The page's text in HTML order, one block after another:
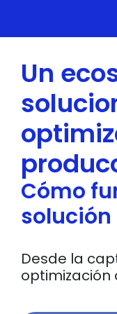
Un
Cómo
solución
Desde la
optimización